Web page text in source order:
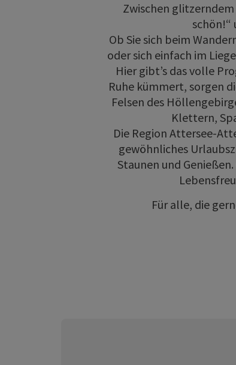
Zwischen glitzerndem
schön!“
Ob Sie sich beim
oder sich einfach im
Hier gibt’s das volle
Ruhe kümmert, sorgen
Felsen des
Klettern,
Die Region Attersee-
gewöhnliches
Staunen und
Für alle, die